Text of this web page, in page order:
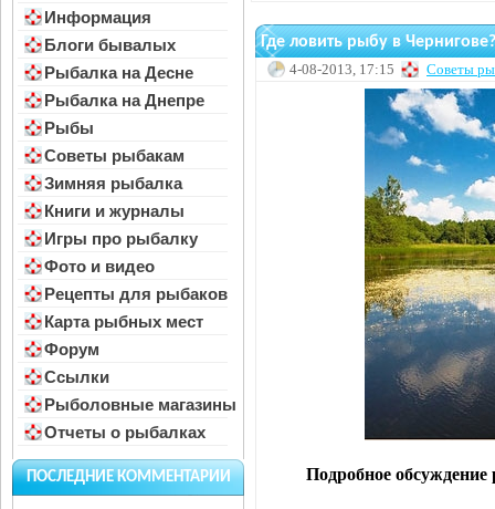
Информация
Блоги бывалых
Рыбалка на Десне
Рыбалка на Днепре
Рыбы
Советы рыбакам
Зимняя рыбалка
Книги и журналы
Игры про рыбалку
Фото и видео
Рецепты для рыбаков
Карта рыбных мест
Форум
Ссылки
Рыболовные магазины
Отчеты о рыбалках
ПОСЛЕДНИЕ КОММЕНТАРИИ
Где ловить рыбу в Чернигове?
4-08-2013, 17:15 Советы
Подробное обсуждение